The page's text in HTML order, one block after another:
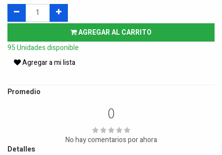
AGREGAR AL CARRITO
95 Unidades disponible
Agregar a mi lista
Promedio
0
No hay comentarios por ahora
Detalles